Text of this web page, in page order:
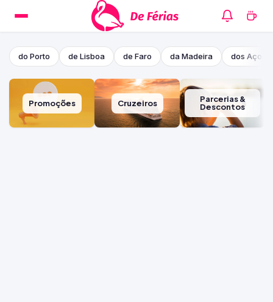
do Porto de Lisboa de Faro da Madeira dos
Promoções Cruzeiros
Parcerias &
Descontos